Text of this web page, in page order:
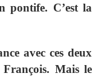
pontife. C’est la
avec ces deux
François. Mais le